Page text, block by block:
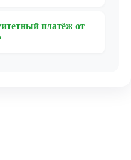
платёж от